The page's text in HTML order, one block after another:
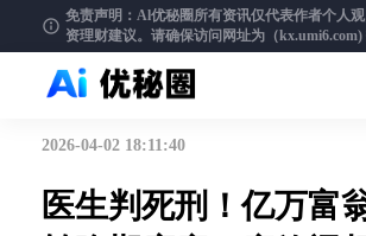
免责声明：Al优秘圈所有资讯仅代表作者个人
资理财建议。请确保访问网址为（kx.umi6.com)
2026-04-02 18:11:40
医生判死刑！亿万富